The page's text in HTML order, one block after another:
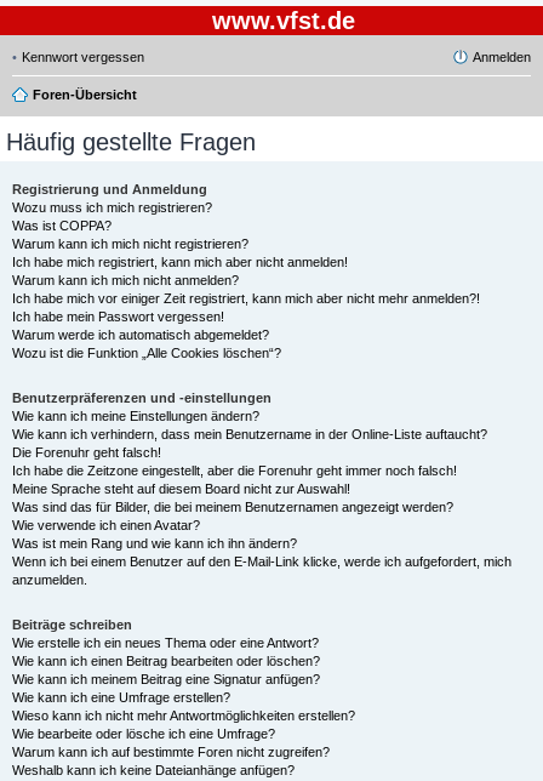
www.vfst.de
Kennwort vergessen Anmelden
Foren-Übersicht
Häufig gestellte Fragen
Registrierung und Anmeldung
Wozu muss ich mich registrieren?
Was ist COPPA?
Warum kann ich mich nicht registrieren?
Ich habe mich registriert, kann mich aber nicht anmelden!
Warum kann ich mich nicht anmelden?
Ich habe mich vor einiger Zeit registriert, kann mich aber nicht mehr anmelden?!
Ich habe mein Passwort vergessen!
Warum werde ich automatisch abgemeldet?
Wozu ist die Funktion „Alle Cookies löschen“?
Benutzerpräferenzen und -einstellungen
Wie kann ich meine Einstellungen ändern?
Wie kann ich verhindern, dass mein Benutzername in der Online-Liste auftaucht?
Die Forenuhr geht falsch!
Ich habe die Zeitzone eingestellt, aber die Forenuhr geht immer noch falsch!
Meine Sprache steht auf diesem Board nicht zur Auswahl!
Was sind das für Bilder, die bei meinem Benutzernamen angezeigt werden?
Wie verwende ich einen Avatar?
Was ist mein Rang und wie kann ich ihn ändern?
Wenn ich bei einem Benutzer auf den E-Mail-Link klicke, werde ich aufgefordert, mich
anzumelden.
Beiträge schreiben
Wie erstelle ich ein neues Thema oder eine Antwort?
Wie kann ich einen Beitrag bearbeiten oder löschen?
Wie kann ich meinem Beitrag eine Signatur anfügen?
Wie kann ich eine Umfrage erstellen?
Wieso kann ich nicht mehr Antwortmöglichkeiten erstellen?
Wie bearbeite oder lösche ich eine Umfrage?
Warum kann ich auf bestimmte Foren nicht zugreifen?
Weshalb kann ich keine Dateianhänge anfügen?